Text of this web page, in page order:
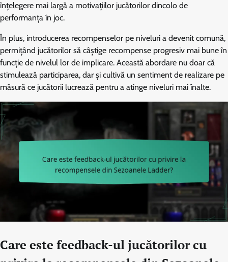
înțelegere mai largă a motivațiilor jucătorilor dincolo de
performanța în joc.
În plus, introducerea recompenselor pe niveluri a devenit comună,
permițând jucătorilor să câștige recompense progresiv mai bune în
funcție de nivelul lor de implicare. Această abordare nu doar că
stimulează participarea, dar și cultivă un sentiment de realizare pe
măsură ce jucătorii lucrează pentru a atinge niveluri mai înalte.
Care este feedback-ul jucătorilor cu